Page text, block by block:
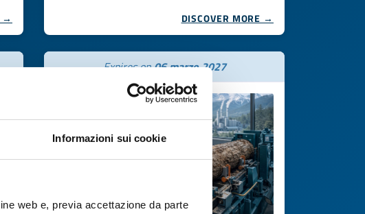
Informazioni sui cookie
web e, previa accettazione da parte
→ DISCOVER MORE →
Expires on06 marzo 2027